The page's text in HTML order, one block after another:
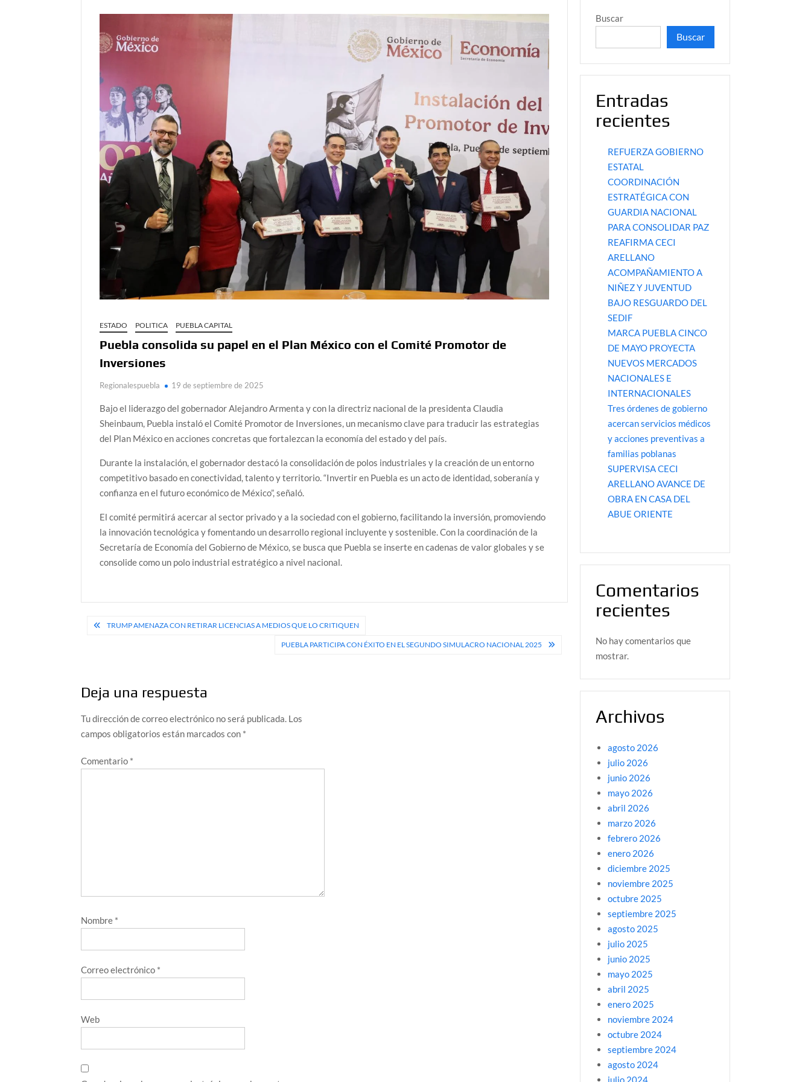
ESTADO POLITICA PUEBLA CAPITAL
Puebla consolida su papel en el Plan México con el Comité Promotor de
Inversiones
Regionalespuebla 19 de septiembre de 2025
Bajo el liderazgo del gobernador Alejandro Armenta y con la directriz nacional de la presidenta Claudia
Sheinbaum, Puebla instaló el Comité Promotor de Inversiones, un mecanismo clave para traducir las estrategias
del Plan México en acciones concretas que fortalezcan la economía del estado y del país.
Durante la instalación, el gobernador destacó la consolidación de polos industriales y la creación de un entorno
competitivo basado en conectividad, talento y territorio. “Invertir en Puebla es un acto de identidad, soberanía y
confianza en el futuro económico de México”, señaló.
El comité permitirá acercar al sector privado y a la sociedad con el gobierno, facilitando la inversión, promoviendo
la innovación tecnológica y fomentando un desarrollo regional incluyente y sostenible. Con la coordinación de la
Secretaría de Economía del Gobierno de México, se busca que Puebla se inserte en cadenas de valor globales y se
consolide como un polo industrial estratégico a nivel nacional.
Navegación
TRUMP AMENAZA CON RETIRAR LICENCIAS A MEDIOS QUE LO CRITIQUEN
PUEBLA PARTICIPA CON ÉXITO EN EL SEGUNDO SIMULACRO NACIONAL 2025
Deja una respuesta
Tu dirección de correo electrónico no será publicada. Los
campos obligatorios están marcados con *
Comentario *
Nombre *
Correo electrónico *
Web
Buscar
Buscar
Entradas
recientes
REFUERZA GOBIERNO
ESTATAL
COORDINACIÓN
ESTRATÉGICA CON
GUARDIA NACIONAL
PARA CONSOLIDAR PAZ
REAFIRMA CECI
ARELLANO
ACOMPAÑAMIENTO A
NIÑEZ Y JUVENTUD
BAJO RESGUARDO DEL
SEDIF
MARCA PUEBLA CINCO
DE MAYO PROYECTA
NUEVOS MERCADOS
NACIONALES E
INTERNACIONALES
Tres órdenes de gobierno
acercan servicios médicos
y acciones preventivas a
familias poblanas
SUPERVISA CECI
ARELLANO AVANCE DE
OBRA EN CASA DEL
ABUE ORIENTE
Comentarios
recientes
No hay comentarios que
mostrar.
Archivos
agosto 2026
julio 2026
junio 2026
mayo 2026
abril 2026
marzo 2026
febrero 2026
enero 2026
diciembre 2025
noviembre 2025
octubre 2025
septiembre 2025
agosto 2025
julio 2025
junio 2025
mayo 2025
abril 2025
enero 2025
noviembre 2024
octubre 2024
septiembre 2024
agosto 2024
julio 2024